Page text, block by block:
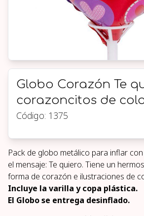
Globo Corazón Te
corazoncitos de
Código: 1375
Pack de globo metálico para inflar
el mensaje: Te quiero. Tiene un
forma de corazón e ilustraciones de
Incluye la varilla y copa plástica.
El Globo se entrega desinflado.